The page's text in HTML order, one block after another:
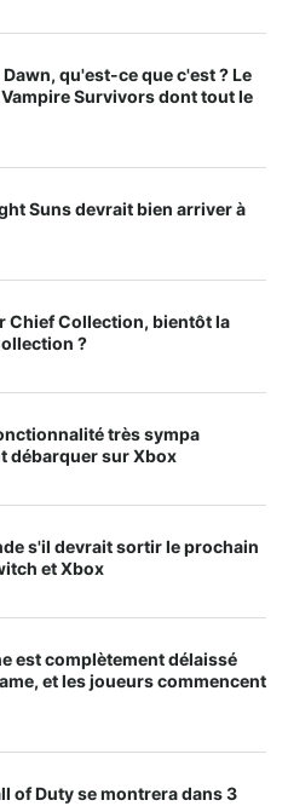
qu'est-ce que c'est ? Le
Survivors dont tout le
Suns devrait bien arriver à
Chief Collection, bientôt la
?
très sympa
débarquer sur Xbox
s'il devrait sortir le prochain
et Xbox
est complètement délaissé
et les joueurs commencent
of Duty se montrera dans 3